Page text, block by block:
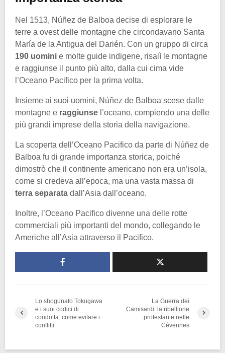
Nel 1513, Núñez de Balboa decise di esplorare le
terre a ovest delle montagne che circondavano Santa
María de la Antigua del Darién. Con un gruppo di circa
190 uomini e molte guide indigene, risalì le montagne
e raggiunse il punto più alto, dalla cui cima vide
l’Oceano Pacifico per la prima volta.
Insieme ai suoi uomini, Núñez de Balboa scese dalle
montagne e raggiunse l’oceano, compiendo una delle
più grandi imprese della storia della navigazione.
La scoperta dell’Oceano Pacifico da parte di Núñez de
Balboa fu di grande importanza storica, poiché
dimostrò che il continente americano non era un’isola,
come si credeva all’epoca, ma una vasta massa di
terra separata dall’Asia dall’oceano.
Inoltre, l’Oceano Pacifico divenne una delle rotte
commerciali più importanti del mondo, collegando le
Americhe all’Asia attraverso il Pacifico.
Lo shogunato Tokugawa
e i suoi codici di
condotta: come evitare i
conflitti
La Guerra dei
Camisardi: la ribellione
protestante nelle
Cévennes